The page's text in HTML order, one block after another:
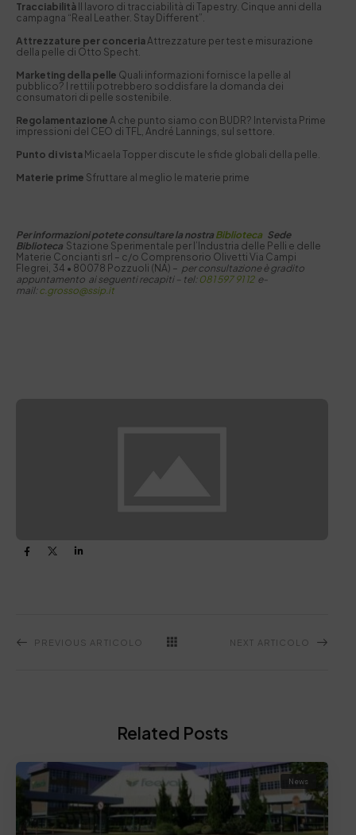
Tracciabilità Il lavoro di tracciabilità di Tapestry. Cinque anni della
campagna “Real Leather. Stay Different”.
Attrezzature per conceriaAttrezzature per test e misurazione
della pelle di Otto Specht.
Marketing della pelle Quali informazioni fornisce la pelle al
pubblico? I rettili potrebbero soddisfare la domanda dei
consumatori di pelle sostenibile.
Regolamentazione A che punto siamo con BUDR? Intervista Prime
impressioni del CEO di TFL, André Lannings, sul settore.
Punto di vista Micaela Topper discute le sfide globali della pelle.
Materie prime Sfruttare al meglio le materie prime
Per informazioni potete consultare la nostra Biblioteca Sede
Biblioteca Stazione Sperimentale per I’Industria delle Pelli e delle
Materie Concianti srl – c/o Comprensorio Olivetti Via Campi
Flegrei, 34 • 80078 Pozzuoli (NA) – per consultazione è gradito
appuntamento ai seguenti recapiti – tel: 081 597 91 12e-
mail:c.grosso@ssip.it
PREVIOUS ARTICOLO NEXT ARTICOLO
Related Posts
News